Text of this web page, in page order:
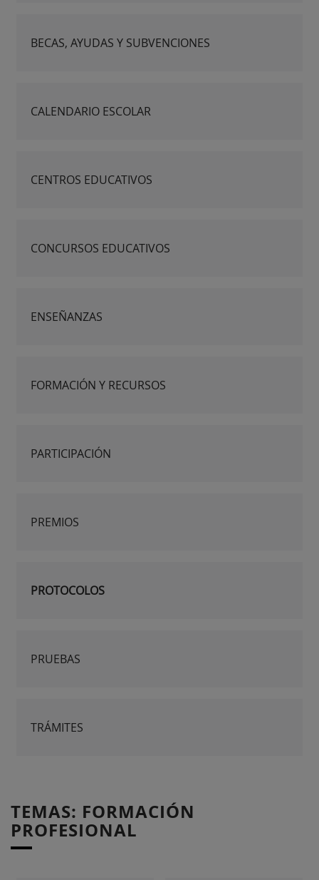
BECAS, AYUDAS Y SUBVENCIONES
CALENDARIO ESCOLAR
CENTROS EDUCATIVOS
CONCURSOS EDUCATIVOS
ENSEÑANZAS
FORMACIÓN Y RECURSOS
PARTICIPACIÓN
PREMIOS
PROTOCOLOS
PRUEBAS
TRÁMITES
TEMAS: FORMACIÓN
PROFESIONAL